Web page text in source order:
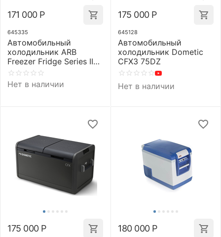
171 000 Р
645335
Автомобильный
холодильник ARB
Freezer Fridge Series II
47L
Нет в наличии
175 000 Р
645128
Автомобильный
холодильник Dometic
CFX3 75DZ
Нет в наличии
175 000 Р 180 000 Р